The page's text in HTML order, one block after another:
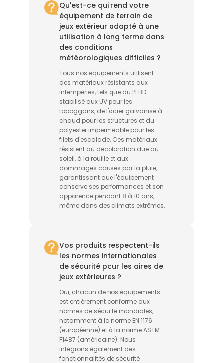
Qu'est-ce qui rend votre
équipement de terrain de
jeux extérieur adapté à une
utilisation à long terme dans
des conditions
météorologiques difficiles ?
Tous nos équipements utilisent
des matériaux résistants aux
intempéries, tels que du PEBD
stabilisé aux UV pour les
toboggans, de l'acier galvanisé à
chaud pour les structures et du
polyester imperméable pour les
filets d'escalade. Ces matériaux
résistent au décoloration due au
soleil, à la rouille et aux
dommages causés par la pluie,
garantissant que l'équipement
conserve ses performances et son
apparence pendant 8 à 10 ans,
même dans des climats extrêmes.
Vos produits respectent-ils
les normes internationales
de sécurité pour les aires de
jeux extérieures ?
Oui, chacun de nos équipements
est entièrement conforme aux
normes de sécurité mondiales,
notamment à la norme EN 1176
(européenne) et à la norme ASTM
F1487 (américaine). Nous
intégrons également des
fonctionnalités de sécurité